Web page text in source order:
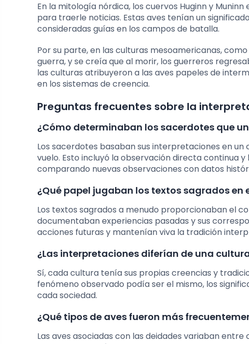
En la mitología nórdica, los cuervos Huginn y
para traerle noticias. Estas aves tenían un
consideradas guías en los campos de batalla.
Por su parte, en las culturas mesoamericanas,
guerra, y se creía que al morir, los guerreros
las culturas atribuyeron a las aves papeles de
en los sistemas de creencia.
Preguntas frecuentes sobre la
¿Cómo determinaban los sacerdotes que
Los sacerdotes basaban sus interpretaciones en
vuelo. Esto incluyó la observación directa continua
comparando nuevas observaciones con datos
¿Qué papel jugaban los textos sagrados en
Los textos sagrados a menudo proporcionaban el
documentaban experiencias pasadas y sus
acciones futuras y mantenían viva la tradición
¿Las interpretaciones diferían de una
Sí, cada cultura tenía sus propias creencias y
fenómeno observado podía ser el mismo, los
cada sociedad.
¿Qué tipos de aves fueron más
Las aves asociadas con las deidades variaban